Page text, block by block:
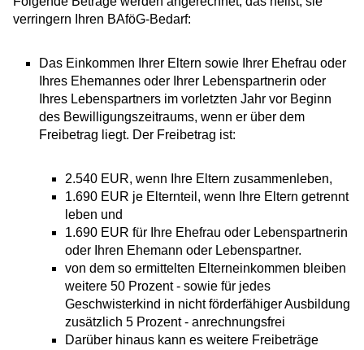
verringern Ihren BAföG-Bedarf:
Das Einkommen Ihrer Eltern sowie Ihrer Ehefrau oder
Ihres Ehemannes oder Ihrer Lebenspartnerin oder
Ihres Lebenspartners im vorletzten Jahr vor Beginn
des Bewilligungszeitraums, wenn er über dem
Freibetrag liegt. Der Freibetrag ist:
2.540 EUR, wenn Ihre Eltern zusammenleben,
1.690 EUR je Elternteil, wenn Ihre Eltern getrennt
leben und
1.690 EUR für Ihre Ehefrau oder Lebenspartnerin
oder Ihren Ehemann oder Lebenspartner.
von dem so ermittelten Elterneinkommen bleiben
weitere 50 Prozent - sowie für jedes
Geschwisterkind in nicht förderfähiger Ausbildung
zusätzlich 5 Prozent - anrechnungsfrei
Darüber hinaus kann es weitere Freibeträge